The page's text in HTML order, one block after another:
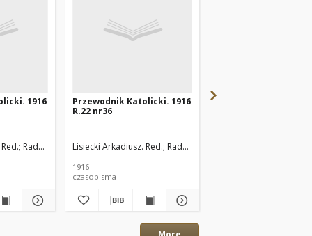
1916
Radoński Karol. Red.
Przewodnik Katolicki. 1916
R.22 nr36
Lisiecki Arkadiusz. Red. Radoński Karol. Red.
1916
czasopisma